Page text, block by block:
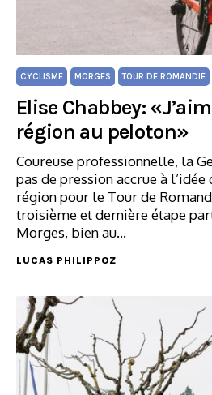
CYCLISME MORGES TOUR DE ROMANDIE
Elise Chabbey:
région au peloton»
Coureuse professionnelle, la
pas de pression accrue à
région pour le Tour de
troisième et dernière étape
Morges, bien au…
LUCAS PHILIPPOZ